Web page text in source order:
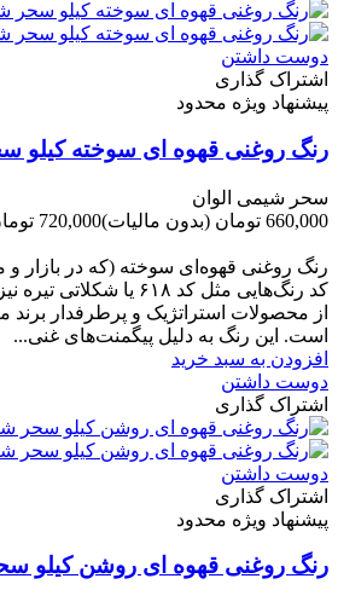
دوست داشتن
اشتراک گذاری
پیشنهاد ویژه محدود
رنگ روغنی قهوه ای سوخته کیلو
سحر شیمی الوان
660,000 تومان
(بدون مالیات)720,000 تومان
رنگ روغنی قهوه‌ای سوخته (که در بازار و
کد رنگ‌هایی مثل کد ۶۱۸ یا
از محصولات استراتژیک و پرطرفدار
است. این رنگ به دلیل پیگمنت‌های غنی...
افزودن به سبد خرید
دوست داشتن
اشتراک گذاری
دوست داشتن
اشتراک گذاری
پیشنهاد ویژه محدود
رنگ روغنی قهوه ای روشن کیلو